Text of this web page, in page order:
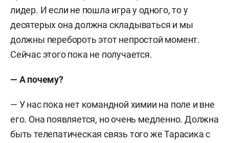
лидер. И если не пошла игра у одного, то у
десятерых она должна складываться и мы
должны перебороть этот непростой момент.
Сейчас этого пока не получается.
— А почему?
— У нас пока нет командной химии на поле и вне
его. Она появляется, но очень медленно. Должна
быть телепатическая связь того же Тарасика с